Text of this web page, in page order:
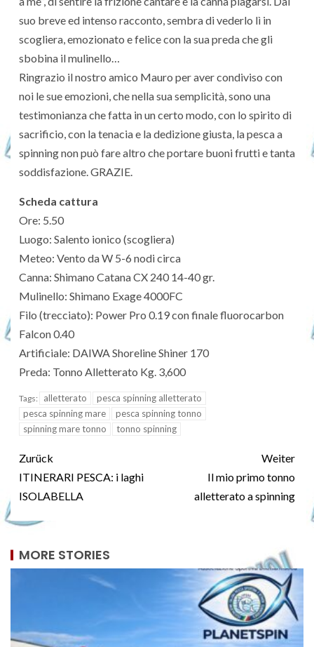
suo breve ed intenso racconto, sembra di vederlo lì in
scogliera, emozionato e felice con la sua preda che gli
sbobina il mulinello…
Ringrazio il nostro amico Mauro per aver condiviso con
noi le sue emozioni, che nella sua semplicità, sono una
testimonianza che fatta in un certo modo, con lo spirito di
sacrificio, con la tenacia e la dedizione giusta, la pesca a
spinning non può fare altro che portare buoni frutti e tanta
soddisfazione. GRAZIE.
Scheda cattura
Ore: 5.50
Luogo: Salento ionico (scogliera)
Meteo: Vento da W 5-6 nodi circa
Canna: Shimano Catana CX 240 14-40 gr.
Mulinello: Shimano Exage 4000FC
Filo (trecciato): Power Pro 0.19 con finale fluorocarbon
Falcon 0.40
Artificiale: DAIWA Shoreline Shiner 170
Preda: Tonno Alletterato Kg. 3,600
Tags: alletterato
pesca spinning alletterato
pesca spinning mare
pesca spinning tonno
spinning mare tonno
tonno spinning
Zurück
ITINERARI PESCA: i laghi
ISOLABELLA
Weiter
Il mio primo tonno
alletterato a spinning
MORE STORIES